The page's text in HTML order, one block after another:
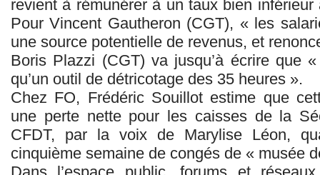
revient à rémunérer à un taux bien
Pour Vincent Gautheron (CGT), « les
une source potentielle de revenus, et
Boris Plazzi (CGT) va jusqu’à écrire que
qu’un outil de détricotage des 35 heures ».
Chez FO, Frédéric Souillot estime que
une perte nette pour les caisses de la
CFDT, par la voix de Marylise Léon,
cinquième semaine de congés de « musée